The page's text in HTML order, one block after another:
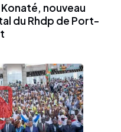
nouveau
du Rhdp de Port-